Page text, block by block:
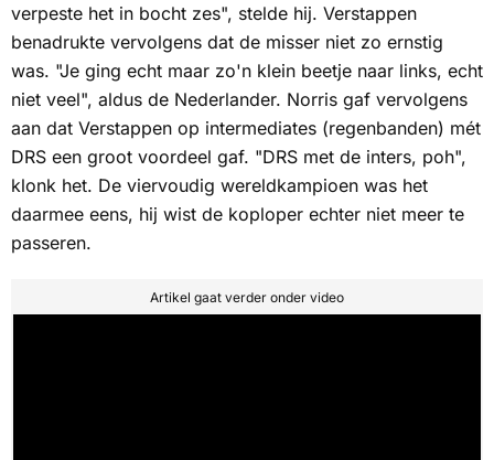
verpeste het in bocht zes", stelde hij. Verstappen
benadrukte vervolgens dat de misser niet zo ernstig
was. "Je ging echt maar zo'n klein beetje naar links, echt
niet veel", aldus de Nederlander. Norris gaf vervolgens
aan dat Verstappen op intermediates (regenbanden) mét
DRS een groot voordeel gaf. "DRS met de inters, poh",
klonk het. De viervoudig wereldkampioen was het
daarmee eens, hij wist de koploper echter niet meer te
passeren.
Artikel gaat verder onder video